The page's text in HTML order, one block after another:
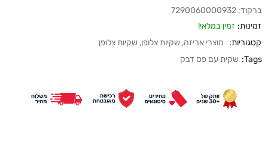
ברקוד: 7290060000932
זמינות: זמין במלאי!
קטגוריות:
מוצרי אריזה, שקיות צלופן, שקיות צלופן
Tags: שקית עם פס דבק